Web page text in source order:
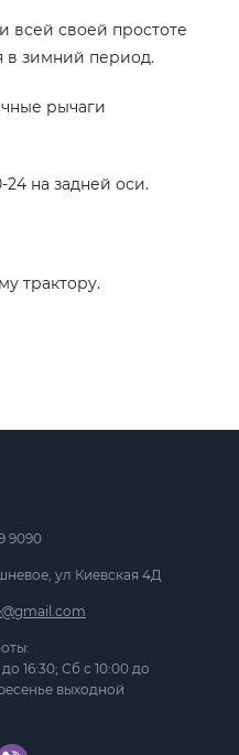
всей своей простоте
в зимний период.
рычаги
на задней оси.
трактору.
9090
ул Киевская 4Д
16:30; Сб с 10:00 до
выходной